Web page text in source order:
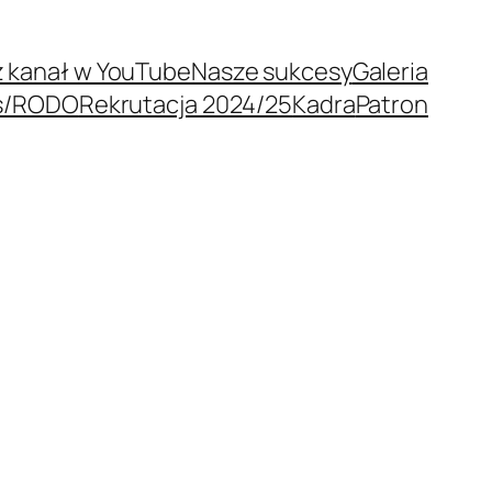
kanał w YouTubeNasze sukcesyGaleria
RODORekrutacja 2024/25KadraPatron